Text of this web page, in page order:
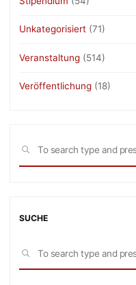
Unkategorisiert (71)
Veranstaltung (514)
Veröffentlichung (18)
SEARCH
SUCHE
SEARCH